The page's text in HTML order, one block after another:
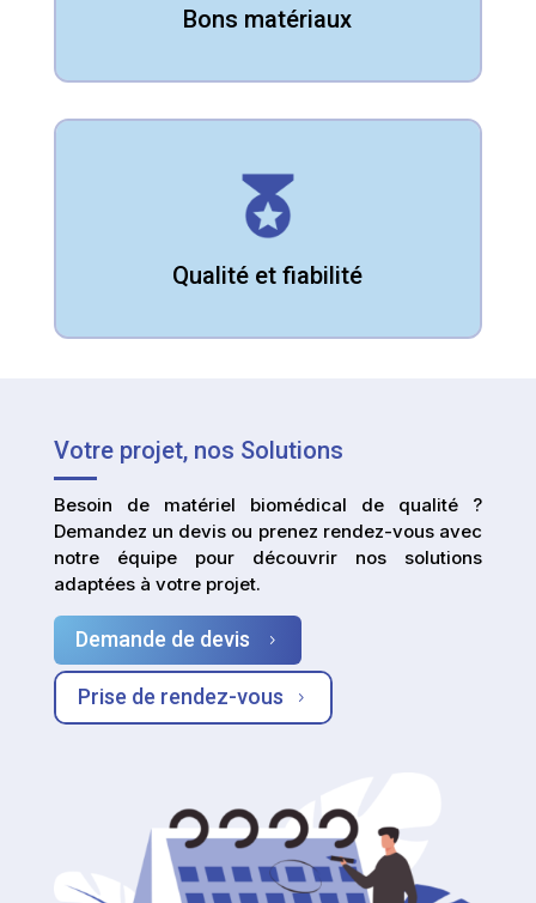
Bons matériaux
Qualité et fiabilité
Qualité et fiabilité
No one shall be subjected to arbitrary charge
Votre projet, nos Solutions
Besoin de matériel biomédical de qualité ?
Demandez un devis ou prenez rendez-vous avec
notre équipe pour découvrir nos solutions
adaptées à votre projet.
Demande de devis 5
Prise de rendez-vous 5